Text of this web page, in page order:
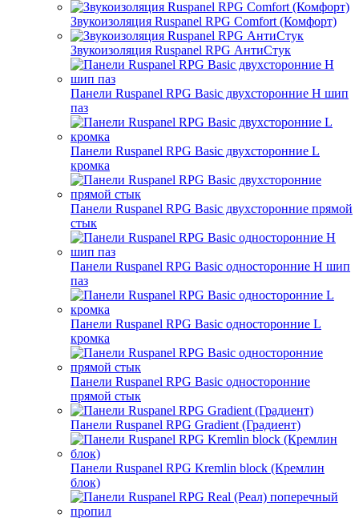
Звукоизоляция Ruspanel RPG Comfort (Комфорт)
Звукоизоляция Ruspanel RPG АнтиСтук
Панели Ruspanel RPG Basic двухсторонние H шип
паз
Панели Ruspanel RPG Basic двухсторонние L
кромка
Панели Ruspanel RPG Basic двухсторонние прямой
стык
Панели Ruspanel RPG Basic односторонние H шип
паз
Панели Ruspanel RPG Basic односторонние L
кромка
Панели Ruspanel RPG Basic односторонние
прямой стык
Панели Ruspanel RPG Gradient (Градиент)
Панели Ruspanel RPG Kremlin block (Кремлин
блок)